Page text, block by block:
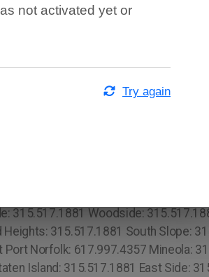
not activated yet or
Try again